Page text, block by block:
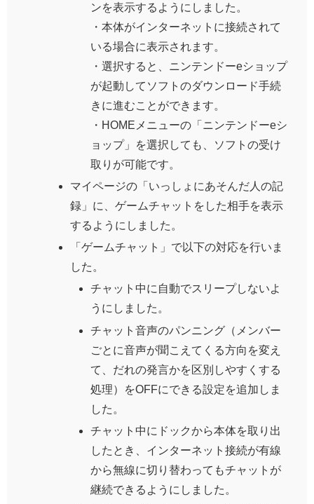
ンを表示するようにしました。
・本体がインターネットに接続されて
いる場合に表示されます。
・選択すると、ニンテンドーeショップ
が起動してソフトのダウンロード手続
きに進むことができます。
・HOMEメニューの「ニンテンドーeシ
ョップ」を選択しても、ソフトの受け
取りが可能です。
マイページの「いっしょにあそんだ人の記
録」に、ゲームチャットをした相手を表示
するようにしました。
「ゲームチャット」で以下の対応を行いま
した。
チャット中に自動でスリープしないよ
うにしました。
チャット音声のパンニング（メンバー
ごとに音声が聞こえてくる方向を変え
て、だれの発言かを区別しやすくする
処理）をOFFにできる設定を追加しま
した。
チャット中にドックから本体を取り出
したとき、インターネット接続が有線
から無線に切り替わってもチャットが
継続できるようにしました。